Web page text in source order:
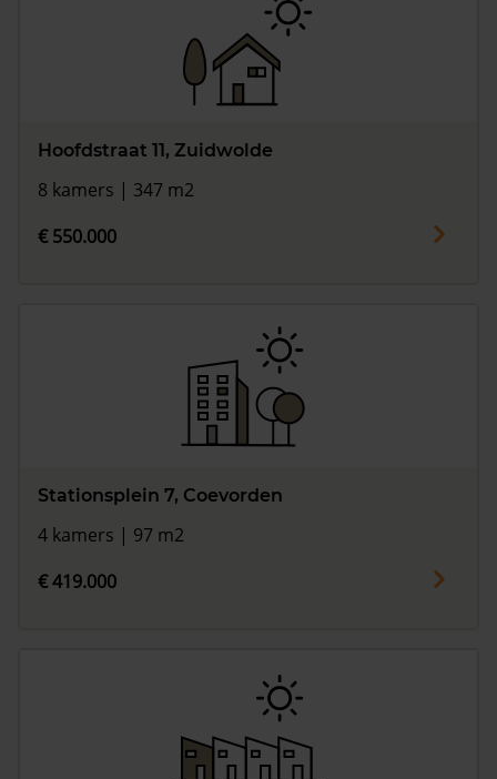
Hoofdstraat 11, Zuidwolde
8 kamers | 347 m2
€ 550.000
Stationsplein 7, Coevorden
4 kamers | 97 m2
€ 419.000